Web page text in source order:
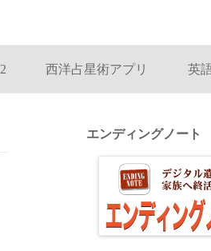
西洋占星術アプリ 英
エンディングノート